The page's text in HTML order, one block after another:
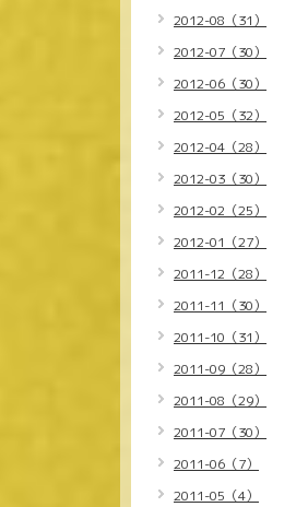
2012-08（31）
2012-07（30）
2012-06（30）
2012-05（32）
2012-04（28）
2012-03（30）
2012-02（25）
2012-01（27）
2011-12（28）
2011-11（30）
2011-10（31）
2011-09（28）
2011-08（29）
2011-07（30）
2011-06（7）
2011-05（4）